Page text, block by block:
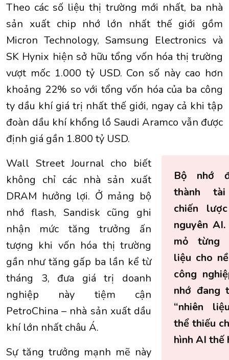
Theo các số liệu thị trường mới nhất, ba nhà
sản xuất chip nhớ lớn nhất thế giới gồm
Micron Technology, Samsung Electronics và
SK Hynix hiện sở hữu tổng vốn hóa thị trường
vượt mốc 1.000 tỷ USD. Con số này cao hơn
khoảng 22% so với tổng vốn hóa của ba công
ty dầu khí giá trị nhất thế giới, ngay cả khi tập
đoàn dầu khí khổng lồ Saudi Aramco vẫn được
định giá gần 1.800 tỷ USD.
Bộ nhớ
thành tài
chiến
nguyên
mỏ từng
liệu cho
công
nhớ đang
“nhiên
thể thiếu
hình AI thế
Wall Street Journal cho biết
không chỉ các nhà sản xuất
DRAM hưởng lợi. Ở mảng bộ
nhớ flash, Sandisk cũng ghi
nhận mức tăng trưởng ấn
tượng khi vốn hóa thị trường
gần như tăng gấp ba lần kể từ
tháng 3, đưa giá trị doanh
nghiệp này tiệm cận
PetroChina – nhà sản xuất dầu
khí lớn nhất châu Á.
Sự tăng trưởng mạnh mẽ này